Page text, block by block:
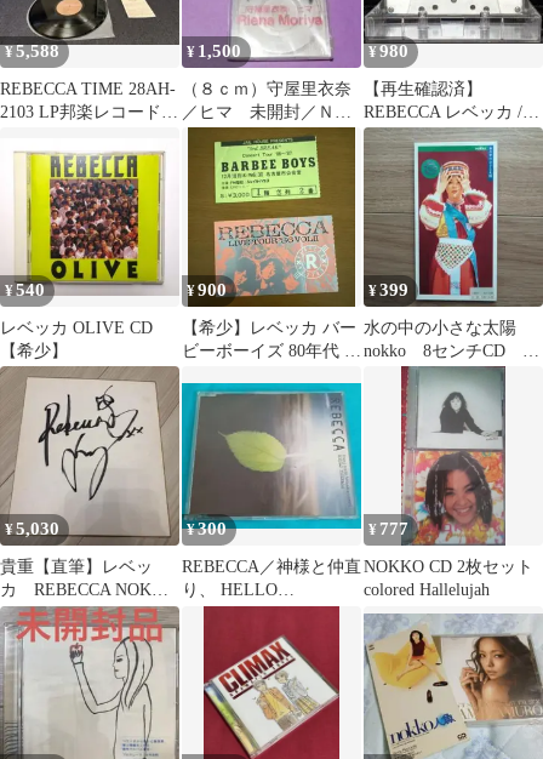
¥5,588
REBECCA TIME 28AH-
2103 LP邦楽レコード
¥ 1,500
（８ｃｍ）守屋里衣奈
／ヒマ 未開封／ＮＯ
ＫＫＯ／川村結花／高
橋幸宏
¥980
【再生確認済】
REBECCA レベッカ /
OLIVE カセットテープ
当時物
¥540
レベッカ OLIVE CD
【希少】
¥900
【希少】レベッカ バー
ビーボーイズ 80年代 ラ
ト
¥399
水の中の小さな太陽
nokko 8センチCD シ
ングルCD
¥5,030
貴重【直筆】レベッ
カ REBECCA NOKKO
色紙
¥300
REBECCA／神様と仲直
り、 HELLO
¥ 777
NOKKO CD 2枚セット
colored Hallelujah